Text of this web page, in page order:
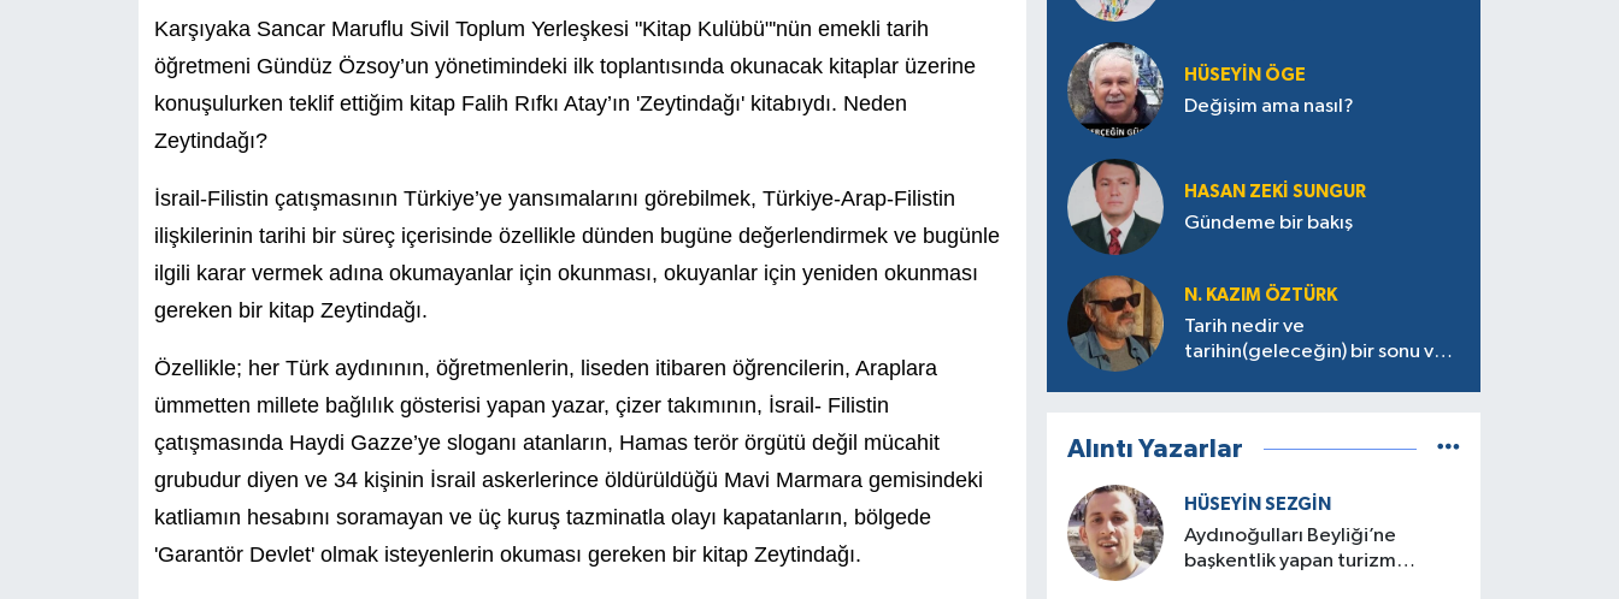
Karşıyaka Sancar Maruflu Sivil Toplum Yerleşkesi "Kitap Kulübü"'nün emekli tarih
öğretmeni Gündüz Özsoy’un yönetimindeki ilk toplantısında okunacak kitaplar üzerine
konuşulurken teklif ettiğim kitap Falih Rıfkı Atay’ın 'Zeytindağı' kitabıydı. Neden
Zeytindağı?
İsrail-Filistin çatışmasının Türkiye’ye yansımalarını görebilmek, Türkiye-Arap-Filistin
ilişkilerinin tarihi bir süreç içerisinde özellikle dünden bugüne değerlendirmek ve bugünle
ilgili karar vermek adına okumayanlar için okunması, okuyanlar için yeniden okunması
gereken bir kitap Zeytindağı.
Özellikle; her Türk aydınının, öğretmenlerin, liseden itibaren öğrencilerin, Araplara
ümmetten millete bağlılık gösterisi yapan yazar, çizer takımının, İsrail- Filistin
çatışmasında Haydi Gazze’ye sloganı atanların, Hamas terör örgütü değil mücahit
grubudur diyen ve 34 kişinin İsrail askerlerince öldürüldüğü Mavi Marmara gemisindeki
katliamın hesabını soramayan ve üç kuruş tazminatla olayı kapatanların, bölgede
'Garantör Devlet' olmak isteyenlerin okuması gereken bir kitap Zeytindağı.
HÜSEYIN ÖGE
Değişim ama nasıl?
HASAN ZEKI SUNGUR
Gündeme bir bakış
N. KAZIM ÖZTÜRK
Tarih nedir ve
tarihin(geleceğin) bir sonu var
Alıntı Yazarlar
HÜSEYIN SEZGIN
Aydınoğulları Beyliği’ne
başkentlik yapan turizm